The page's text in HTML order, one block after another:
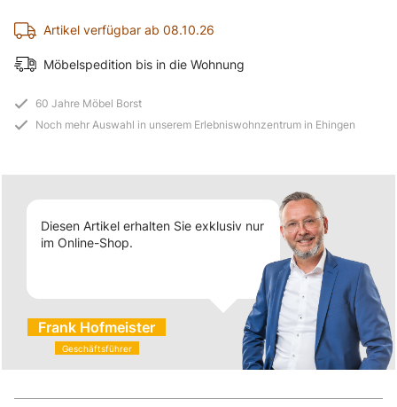
Artikel verfügbar ab 08.10.26
Möbelspedition bis in die Wohnung
60 Jahre Möbel Borst
Noch mehr Auswahl in unserem Erlebniswohnzentrum in Ehingen
Diesen Artikel erhalten Sie exklusiv nur
im Online-Shop.
Frank Hofmeister
Geschäftsführer